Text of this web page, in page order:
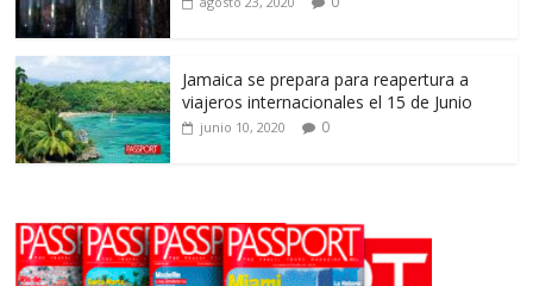
Jamaica se prepara para reapertura a
viajeros internacionales el 15 de Junio
junio 10, 2020 0